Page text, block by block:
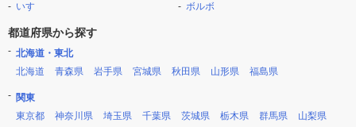
いすゞ
ボルボ
都道府県から探す
北海道・東北
北海道
青森県 岩手県 宮城県 秋田県 山形県 福島県
関東
東京都
神奈川県 埼玉県 千葉県 茨城県 栃木県 群馬県 山梨県